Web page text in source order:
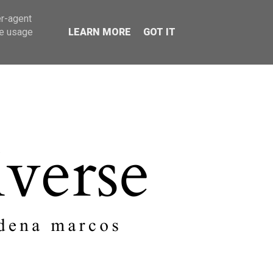
SOBRE MI
agent
usage
LEARN MORE GOT IT